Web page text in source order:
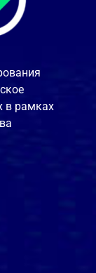
в рамках